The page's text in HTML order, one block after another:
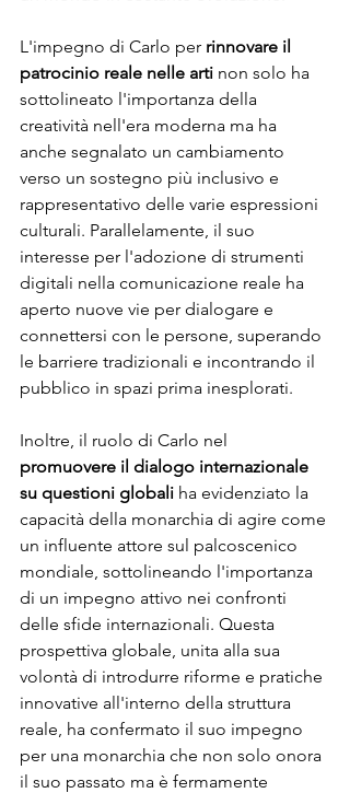
L'impegno di Carlo per rinnovare il
patrocinio reale nelle arti non solo ha
sottolineato l'importanza della
creatività nell'era moderna ma ha
anche segnalato un cambiamento
verso un sostegno più inclusivo e
rappresentativo delle varie espressioni
culturali. Parallelamente, il suo
interesse per l'adozione di strumenti
digitali nella comunicazione reale ha
aperto nuove vie per dialogare e
connettersi con le persone, superando
le barriere tradizionali e incontrando il
pubblico in spazi prima inesplorati.
Inoltre, il ruolo di Carlo nel
promuovere il dialogo internazionale
su questioni globali ha evidenziato la
capacità della monarchia di agire come
un influente attore sul palcoscenico
mondiale, sottolineando l'importanza
di un impegno attivo nei confronti
delle sfide internazionali. Questa
prospettiva globale, unita alla sua
volontà di introdurre riforme e pratiche
innovative all'interno della struttura
reale, ha confermato il suo impegno
per una monarchia che non solo onora
il suo passato ma è fermamente